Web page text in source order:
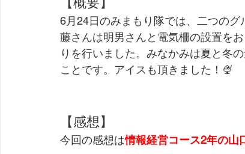
6月24日のみまもり隊では、二つの
藤さんは明男さんと電気柵の設置を
りを行いました。みなかみは夏と冬
ことです。アイスも頂きました！🍨
【感想】
今回の感想は情報経営コース2年の山